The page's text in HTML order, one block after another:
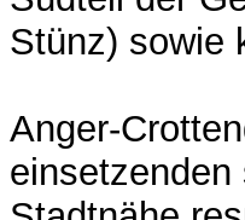
Stünz) sowie
Anger-